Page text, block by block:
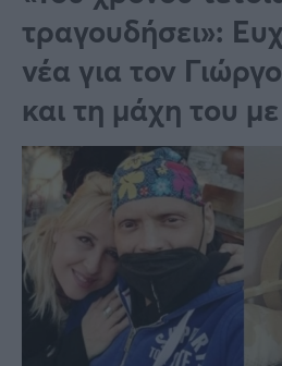
Τράπεζες
Επιδοτήσεις
ΕΣΠΑ
Κόσμος
Lifestyle
Αθλητικά
Υγεία
Γυναίκα
Καιρός
τραγουδήσει»:
νέα για τον
και τη μάχη του